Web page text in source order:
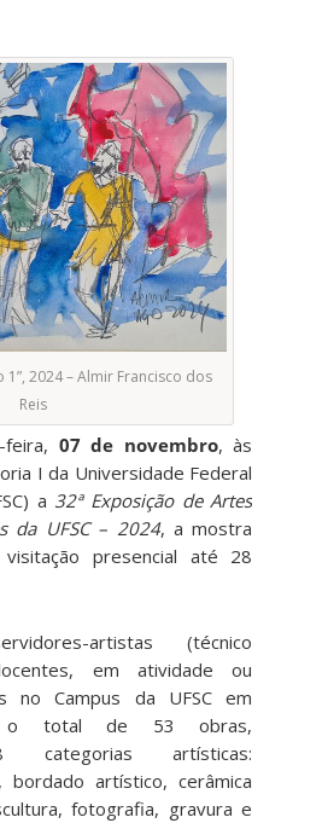
1”, 2024 – Almir Francisco dos
Reis
07 de novembro, às
I da Universidade Federal
a 32ª Exposição de Artes
da UFSC – 2024, a mostra
presencial até 28
artistas (técnico
em atividade ou
no Campus da UFSC em
o total de 53 obras,
categorias artísticas:
artístico, cerâmica
fotografia, gravura e